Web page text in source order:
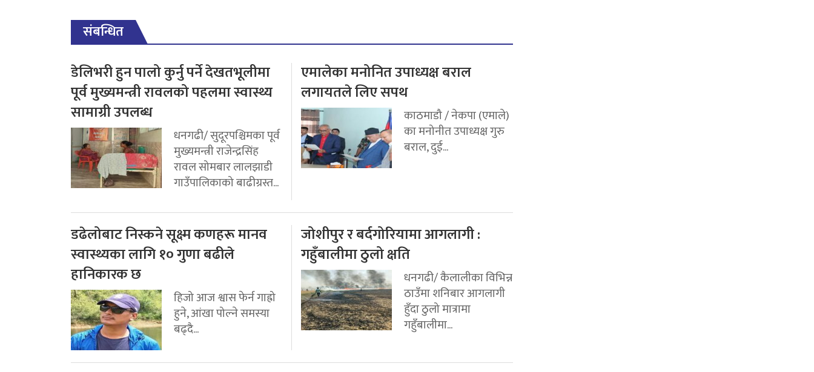
संबन्धित
डेलिभरी हुन पालो कुर्नु पर्ने देखतभूलीमा
पूर्व मुख्यमन्त्री रावलको पहलमा स्वास्थ्य
सामाग्री उपलब्ध
धनगढी/ सुदूरपश्चिमका पूर्व
मुख्यमन्त्री राजेन्द्रसिंह
रावल सोमबार लालझाडी
गाउँपालिकाको बाढीग्रस्त...
एमालेका मनोनित उपाध्यक्ष बराल
लगायतले लिए सपथ
काठमाडौ / नेकपा (एमाले)
का मनोनीत उपाध्यक्ष गुरु
बराल, दुई...
डढेलोबाट निस्कने सूक्ष्म कणहरू मानव
स्वास्थ्यका लागि १० गुणा बढीले
हानिकारक छ
हिजो आज श्वास फेर्न गाह्रो
हुने, आंखा पोल्ने समस्या
बढ्दै...
जोशीपुर र बर्दगोरियामा आगलागी :
गहुँबालीमा ठुलो क्षति
धनगढी/ कैलालीका विभिन्न
ठाउँमा शनिबार आगलागी
हुँदा ठुलो मात्रामा
गहुँबालीमा...